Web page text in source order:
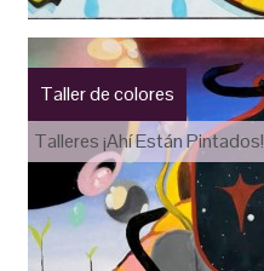
Taller de colores
Talleres ¡Ahí Están Pintados!